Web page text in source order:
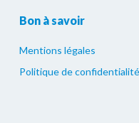
Bon à savoir
Mentions légales
Politique de confidentialité